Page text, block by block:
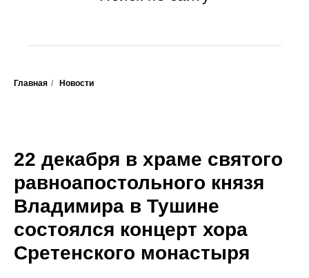
Главная / Новости
22 декабря в храме святого
равноапостольного князя
Владимира в Тушине
состоялся концерт хора
Сретенского монастыря